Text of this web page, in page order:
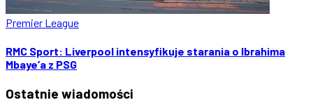
Premier League
RMC Sport: Liverpool intensyfikuje starania o Ibrahima
Mbaye’a z PSG
Ostatnie wiadomości